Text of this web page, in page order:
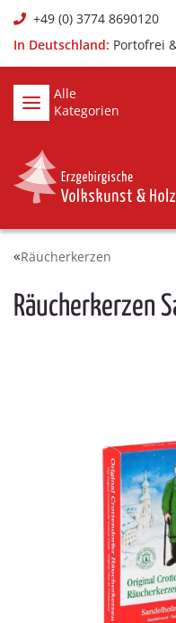
+49 (0) 3774 8690120
In Deutschland: Portofrei
Alle
Kategorien
Räucherkerzen
Räucherkerzen